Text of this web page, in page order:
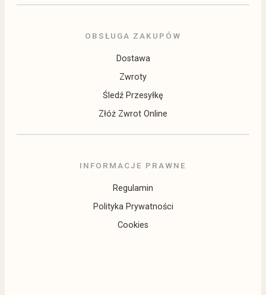
OBSŁUGA ZAKUPÓW
Dostawa
Zwroty
Śledź Przesyłkę
Złóż Zwrot Online
INFORMACJE PRAWNE
Regulamin
Polityka Prywatności
Cookies